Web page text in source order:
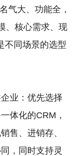
气大、功能全，
、核心需求、现
不同场景的选型
业：优先选择
体化的CRM，
售、进销存、
，同时支持灵